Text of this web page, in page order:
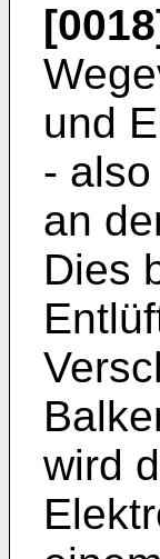
und
-
an
Dies
wird